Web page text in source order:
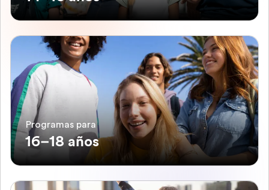
Programas para
16–18 años